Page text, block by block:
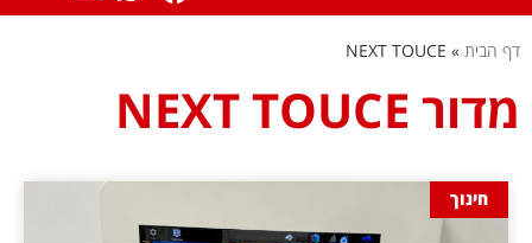
דף הבית »
NEXT TOUCE
מדור NEXT TOUCE
חינוך